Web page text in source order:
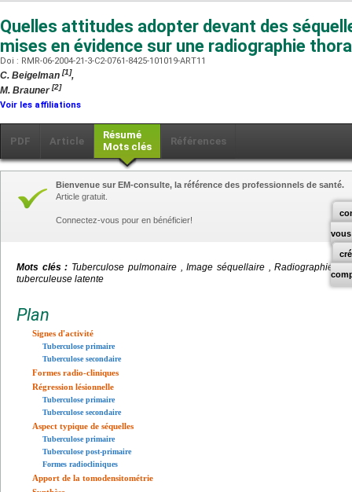
Quelles attitudes adopter devant des
mises en évidence sur une radiographie
Doi : RMR-06-2004-21-3-C2-0761-8425-101019-ART11
C. Beigelman [1],
M. Brauner[2]
Voir les affiliations
PDF Article
Résumé
Mots clés
Références
vous
Bienvenue sur EM-consulte, la référence des professionnels de santé.
Article gratuit.
Connectez-vous pour en bénéficier!
Mots clés : Tuberculose pulmonaire , Image séquellaire , Radiographie
tuberculeuse latente
Plan
Signes d'activité
Tuberculose primaire
Tuberculose secondaire
Formes radio-cliniques
Régression lésionnelle
Tuberculose primaire
Tuberculose secondaire
Aspect typique de séquelles
Tuberculose primaire
Tuberculose post-primaire
Formes radiocliniques
Apport de la tomodensitométrie